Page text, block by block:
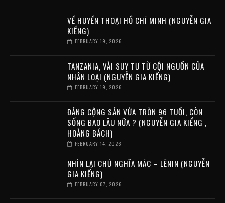
VỀ HUYỀN THOẠI HỒ CHÍ MINH (NGUYỄN GIA
KIỂNG)
FEBRUARY 19, 2026
TANZANIA, VÀI SUY TƯ TỪ CỘI NGUỒN CỦA
NHÂN LOẠI (NGUYỄN GIA KIỂNG)
FEBRUARY 19, 2026
ĐẢNG CỘNG SẢN VỪA TRÒN 96 TUỔI, CÒN
SỐNG BAO LÂU NỮA ? (NGUYỄN GIA KIỂNG ,
HOÀNG BÁCH)
FEBRUARY 14, 2026
NHÌN LẠI CHỦ NGHĨA MÁC – LÊNIN (NGUYỄN
GIA KIỂNG)
FEBRUARY 07, 2026